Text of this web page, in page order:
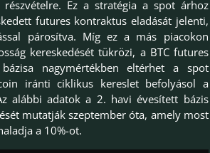
részvételre. Ez a stratégia a spot árhoz
futures kontraktus eladását jelenti,
párosítva. Míg ez a más piacokon
kereskedését tükrözi, a BTC futures
nagymértékben eltérhet a spot
iránti ciklikus kereslet befolyásol a
alábbi adatok a 2. havi évesített bázis
mutatják szeptember óta, amely most
a 10%-ot.